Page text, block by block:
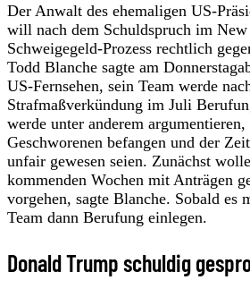
Der Anwalt des ehemaligen US-
will nach dem Schuldspruch im
Schweigegeld-Prozess rechtlich
Todd Blanche sagte am
US-Fernsehen, sein Team werde
Strafmaßverkündung im Juli
werde unter anderem argumentieren,
Geschworenen befangen und der
unfair gewesen seien. Zunächst
kommenden Wochen mit Anträgen
vorgehen, sagte Blanche. Sobald es
Team dann Berufung einlegen.
Donald Trump schuldig